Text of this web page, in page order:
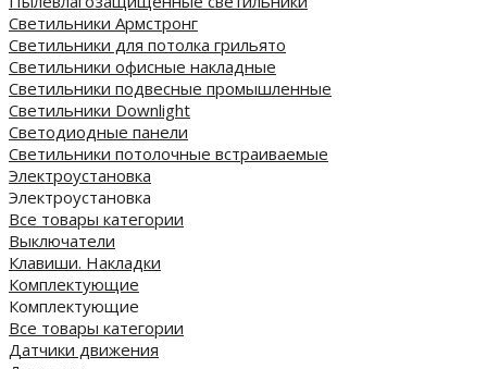
Светильники Армстронг
Светильники для потолка грильято
Светильники офисные накладные
Светильники подвесные промышленные
Светильники Downlight
Светодиодные панели
Cветильники потолочные встраиваемые
Электроустановка
Электроустановка
Все товары категории
Выключатели
Клавиши. Накладки
Комплектующие
Комплектующие
Все товары категории
Датчики движения